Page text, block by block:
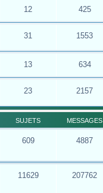
12 425
31 1553
13 634
23 2157
SUJETS MESSAGES
609 4887
11629 207762